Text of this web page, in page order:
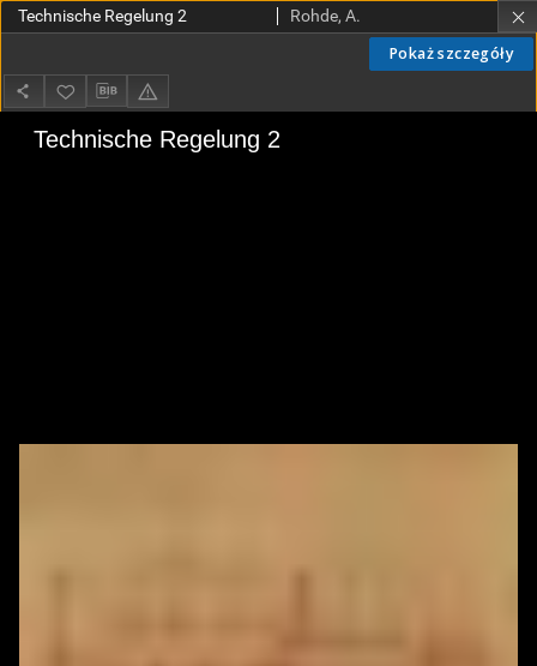
Pokaż szczegóły
Technische Regelung 2 Rohde, A.